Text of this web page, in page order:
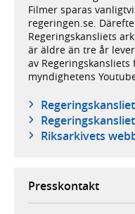
Filmer sparas
regeringen.se.
Regeringskansliets
är äldre än tre år
av
myndighetens
Riksarkivets
Presskontakt